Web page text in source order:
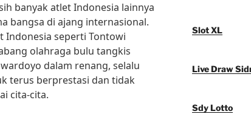
banyak atlet Indonesia lainnya
bangsa di ajang internasional.
Indonesia seperti Tontowi
olahraga bulu tangkis
dalam renang, selalu
terus berprestasi dan tidak
cita-cita.
Slot XL
Live Draw
Sdy Lotto